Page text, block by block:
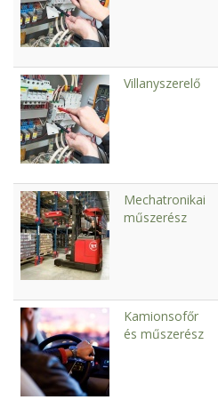
Villanyszerelő
Mechatronikai
műszerész
Kamionsofőr
és műszerész